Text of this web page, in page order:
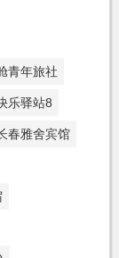
青年旅社
乐驿站8
春雅舍宾馆